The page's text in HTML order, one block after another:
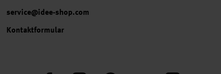
service@idee-shop.com
Kontaktformular